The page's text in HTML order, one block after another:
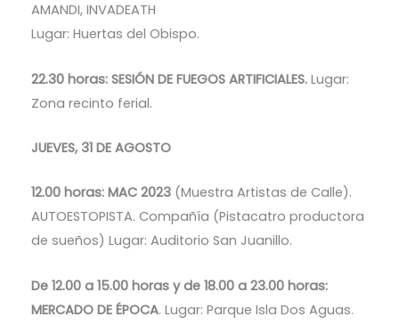
AMANDI, INVADEATH
Lugar: Huertas del Obispo.
22.30 horas: SESIÓN DE FUEGOS ARTIFICIALES.Lugar:
Zona recinto ferial.
JUEVES, 31 DE AGOSTO
12.00 horas: MAC 2023(Muestra Artistas de Calle).
AUTOESTOPISTA. Compañía (Pistacatro productora
de sueños) Lugar: Auditorio San Juanillo.
De 12.00 a 15.00 horas y de 18.00 a 23.00 horas:
MERCADO DE ÉPOCA. Lugar: Parque Isla Dos Aguas.